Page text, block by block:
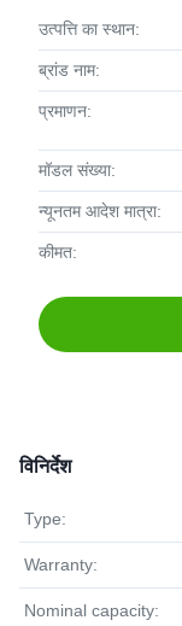
उत्पत्ति का स्थान:
ब्रांड नाम:
प्रमाणन:
मॉडल संख्या:
न्यूनतम आदेश मात्रा:
कीमत:
विनिर्देश
Type:
Warranty:
Nominal capacity: